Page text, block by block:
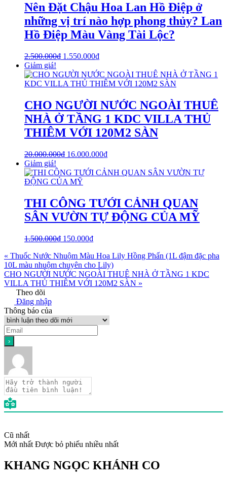
Nên Đặt Chậu Hoa Lan Hồ Điệp ở
những vị trí nào hợp phong thủy? Lan
Hồ Điệp Màu Vàng Tài Lộc?
2.500.000₫ 1.550.000₫
Giảm giá!
CHO NGƯỜI NƯỚC NGOÀI THUÊ
NHÀ Ở TẦNG 1 KDC VILLA THỦ
THIÊM VỚI 120M2 SÀN
20.000.000₫ 16.000.000₫
Giảm giá!
THI CÔNG TƯỚI CẢNH QUAN
SÂN VƯỜN TỰ ĐỘNG CỦA MỸ
1.500.000₫ 150.000₫
« Thuốc Nước Nhuộm Màu Hoa Lily Hồng Phấn (1L đậm đặc pha
10L màu nhuộm chuyên cho Lily)
CHO NGƯỜI NƯỚC NGOÀI THUÊ NHÀ Ở TẦNG 1 KDC
VILLA THỦ THIÊM VỚI 120M2 SÀN »
Theo dõi
Đăng nhập
Thông báo của
Cũ nhất
Mới nhất Được bỏ phiếu nhiều nhất
KHANG NGỌC KHÁNH CO